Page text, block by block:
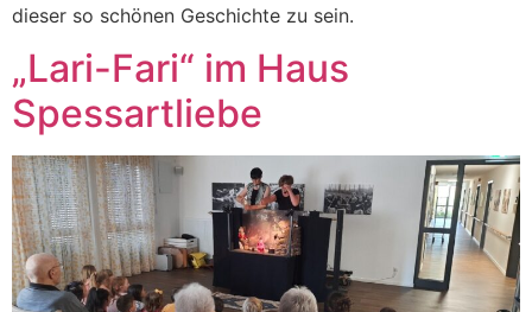
dieser so schönen Geschichte zu sein.
„Lari-Fari“ im Haus
Spessartliebe